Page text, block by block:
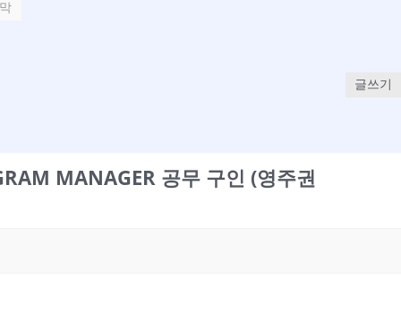
글쓰기
MANAGER 공무 구인 (영주권